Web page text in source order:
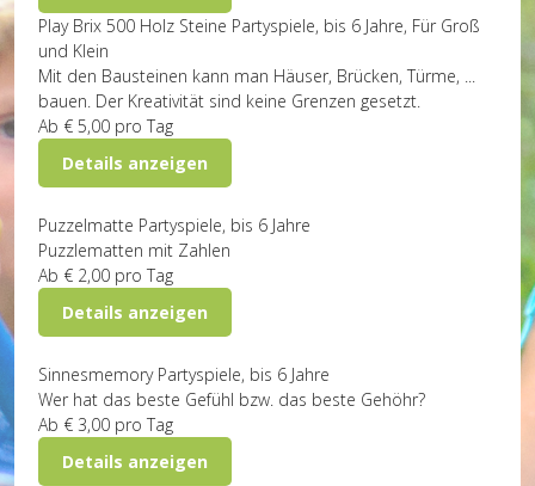
Play Brix 500 Holz Steine Partyspiele, bis 6 Jahre, Für Groß
und Klein
Mit den Bausteinen kann man Häuser, Brücken, Türme, ...
bauen. Der Kreativität sind keine Grenzen gesetzt.
Ab € 5,00 pro Tag
Details anzeigen
Puzzelmatte Partyspiele, bis 6 Jahre
Puzzlematten mit Zahlen
Ab € 2,00 pro Tag
Details anzeigen
Sinnesmemory Partyspiele, bis 6 Jahre
Wer hat das beste Gefühl bzw. das beste Gehöhr?
Ab € 3,00 pro Tag
Details anzeigen